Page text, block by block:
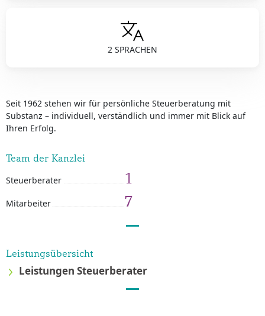
2 SPRACHEN
Seit 1962 stehen wir für persönliche Steuerberatung mit
Substanz – individuell, verständlich und immer mit Blick auf
Ihren Erfolg.
Team der Kanzlei
Steuerberater 1
Mitarbeiter 7
Leistungsübersicht
Leistungen Steuerberater